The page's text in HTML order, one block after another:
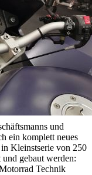
und
ein komplett neues
Kleinstserie von 250
gebaut werden:
Technik